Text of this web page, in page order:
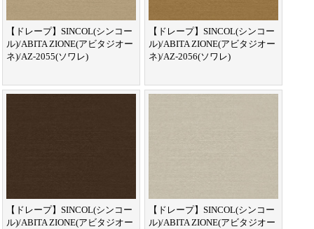
【ドレープ】SINCOL(シンコー
ル)/ABITA ZIONE(アビタジオー
ネ)/AZ-2055(ソワレ)
【ドレープ】SINCOL(シンコー
ル)/ABITA ZIONE(アビタジオー
ネ)/AZ-2056(ソワレ)
【ドレープ】SINCOL(シンコー
ル)/ABITA ZIONE(アビタジオー
【ドレープ】SINCOL(シンコー
ル)/ABITA ZIONE(アビタジオー